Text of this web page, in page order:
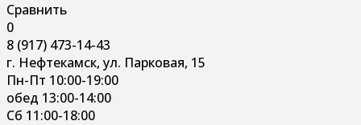
Сравнить
0
8 (917) 473-14-43
г. Нефтекамск, ул. Парковая, 15
Пн-Пт 10:00-19:00
обед 13:00-14:00
Сб 11:00-18:00